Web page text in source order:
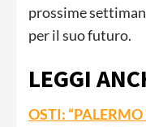
prossime
per il suo futuro.
LEGGI
OSTI: “PALERMO